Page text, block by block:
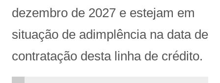
dezembro de 2027 e estejam em
situação de adimplência na data de
contratação desta linha de crédito.